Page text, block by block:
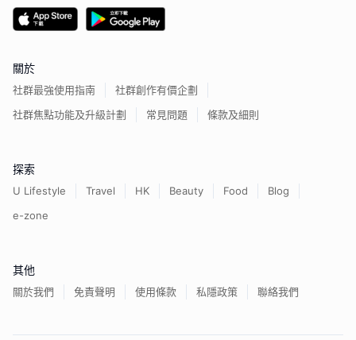
關於
社群最強使用指南
社群創作有價企劃
社群焦點功能及升級計劃
常見問題 條款及細則
探索
U Lifestyle Travel HK Beauty Food
Blog
e-zone
其他
關於我們 免責聲明 使用條款 私隱政策 聯絡我們